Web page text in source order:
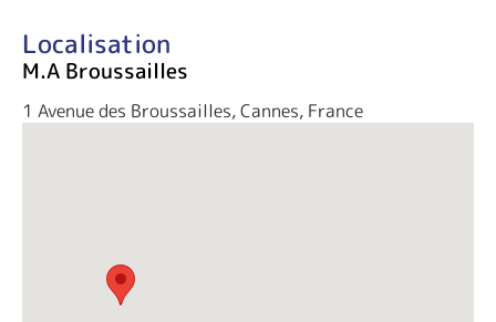
Localisation
M.A Broussailles
1 Avenue des Broussailles, Cannes, France